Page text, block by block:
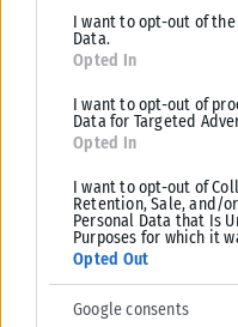
I want to opt-out of
Data.
Opted In
I want to opt-out of
Data for Targeted
Opted In
I want to opt-out of
Retention, Sale, and/
Personal Data that Is
Purposes for which it
Opted Out
Google consents
Εδώ και χρόνια το Καζίνο
καζίνο. Πλέον, τα συσσωρευμένα
Βουνό τα χρέη
Εδώ και χρόνια τοΚαζίνο
πληγή» για τον κλάδο των
χρυσή δεκαετία κατά την
ότι εισέπραξαν άνω των
μεικτά έσοδα 1,1 δισ.